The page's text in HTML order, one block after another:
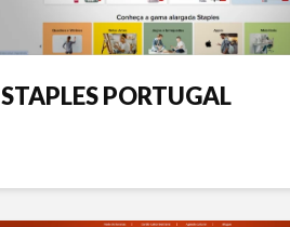
STAPLES PORTUGAL